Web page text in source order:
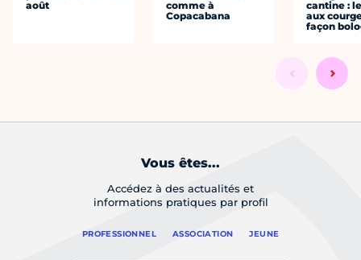
août
comme à
Copacabana
cantine :
aux
façon
Vous êtes...
Accédez à des actualités et
informations pratiques par profil
PROFESSIONNEL ASSOCIATION JEUNE